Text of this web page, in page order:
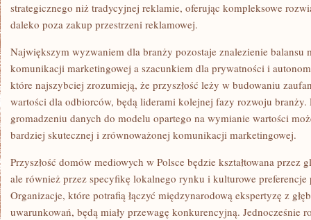
strategicznego niż tradycyjnej reklamie, oferując kompleksowe
daleko poza zakup przestrzeni reklamowej.
Największym wyzwaniem dla branży pozostaje znalezienie balansu
komunikacji marketingowej a szacunkiem dla prywatności i
które najszybciej zrozumieją, że przyszłość leży w budowaniu
wartości dla odbiorców, będą liderami kolejnej fazy rozwoju branży.
gromadzeniu danych do modelu opartego na wymianie wartości
bardziej skutecznej i zrównoważonej komunikacji marketingowej.
Przyszłość domów mediowych w Polsce będzie kształtowana przez
ale również przez specyfikę lokalnego rynku i kulturowe
Organizacje, które potrafią łączyć międzynarodową ekspertyzę z
uwarunkowań, będą miały przewagę konkurencyjną. Jednocześnie